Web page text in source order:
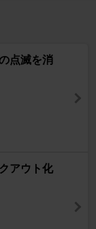
点滅を消
アウト化